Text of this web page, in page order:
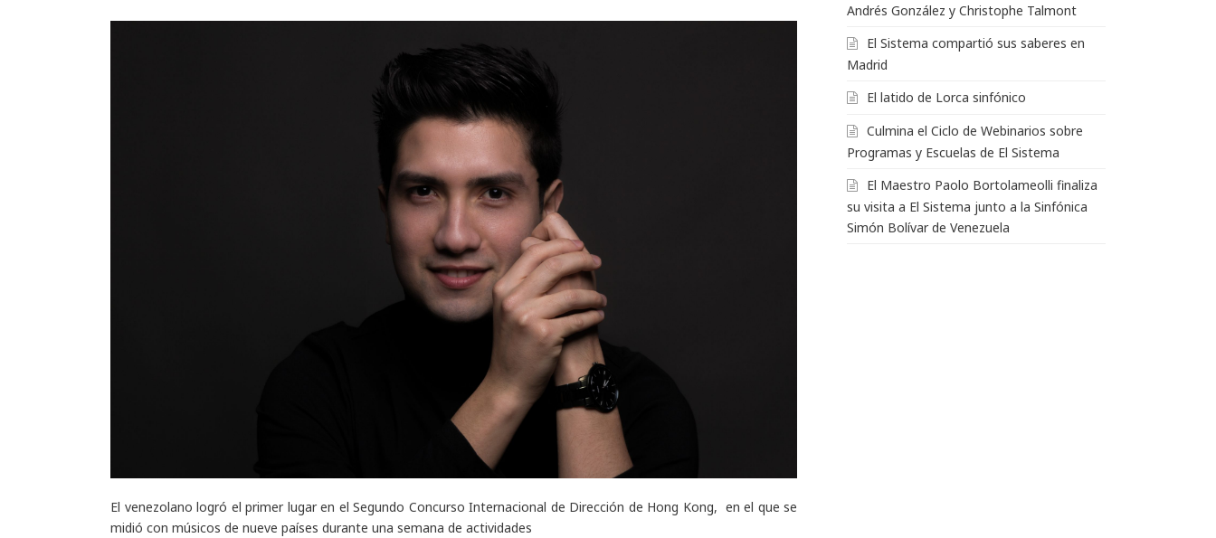
El venezolano logró el primer lugar en el Segundo Concurso Internacional de Dirección de Hong Kong, en el que se
midió con músicos de nueve países durante una semana de actividades
Andrés González y Christophe Talmont
El Sistema compartió sus saberes en
Madrid
El latido de Lorca sinfónico
Culmina el Ciclo de Webinarios sobre
Programas y Escuelas de El Sistema
El Maestro Paolo Bortolameolli finaliza
su visita a El Sistema junto a la Sinfónica
Simón Bolívar de Venezuela